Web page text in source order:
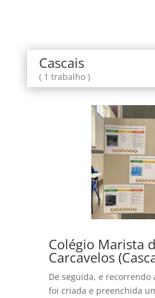
Cascais
( 1 trabalho )
Colégio Marista
Carcavelos
De seguida, e recorrendo
foi criada e preenchida